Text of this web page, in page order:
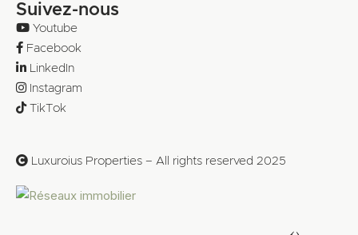
Suivez-nous
Youtube
Facebook
LinkedIn
Instagram
TikTok
Luxuroius Properties – All rights reserved 2025